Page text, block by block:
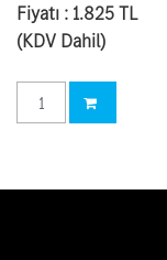
Fiyatı : 1.825 TL
(KDV Dahil)
Sepete ekle